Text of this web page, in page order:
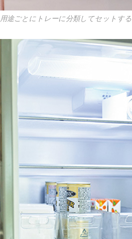
用途ごとにトレーに分類してセットす